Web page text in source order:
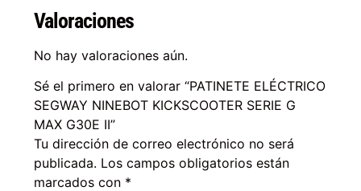
Valoraciones
No hay valoraciones aún.
Sé el primero en valorar “PATINETE ELÉCTRICO
SEGWAY NINEBOT KICKSCOOTER SERIE G
MAX G30E II”
Tu dirección de correo electrónico no será
publicada. Los campos obligatorios están
marcados con *